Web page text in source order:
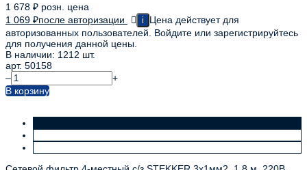
1 678 ₽ розн. цена
1 069 ₽после авторизации i
Цена действует для
авторизованных пользователей. Войдите или зарегистрируйтесь
для получения данной цены.
В наличии: 1212 шт.
арт. 50158
–
+
В корзину